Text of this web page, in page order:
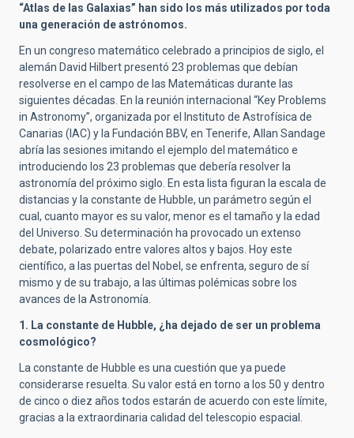
“Atlas de las Galaxias” han sido los más utilizados por toda
una generación de astrónomos.
En un congreso matemático celebrado a principios de siglo, el
alemán David Hilbert presentó 23 problemas que debían
resolverse en el campo de las Matemáticas durante las
siguientes décadas. En la reunión internacional “Key Problems
in Astronomy”, organizada por el Instituto de Astrofísica de
Canarias (IAC) y la Fundación BBV, en Tenerife, Allan Sandage
abría las sesiones imitando el ejemplo del matemático e
introduciendo los 23 problemas que debería resolver la
astronomía del próximo siglo. En esta lista figuran la escala de
distancias y la constante de Hubble, un parámetro según el
cual, cuanto mayor es su valor, menor es el tamaño y la edad
del Universo. Su determinación ha provocado un extenso
debate, polarizado entre valores altos y bajos. Hoy este
científico, a las puertas del Nobel, se enfrenta, seguro de sí
mismo y de su trabajo, a las últimas polémicas sobre los
avances de la Astronomía.
1. La constante de Hubble, ¿ha dejado de ser un problema
cosmológico?
La constante de Hubble es una cuestión que ya puede
considerarse resuelta. Su valor está en torno a los 50 y dentro
de cinco o diez años todos estarán de acuerdo con este límite,
gracias a la extraordinaria calidad del telescopio espacial.